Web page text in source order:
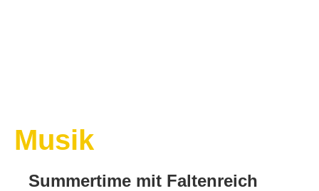
Musik
Summertime mit Faltenreich